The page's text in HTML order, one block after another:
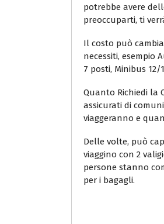
potrebbe avere
preoccuparti, ti
Il costo può
necessiti, esempio
7 posti, Minibus 12/
Quanto Richiedi la
assicurati di
viaggeranno e
Delle volte, può
viaggino con 2
persone stanno
per i bagagli.